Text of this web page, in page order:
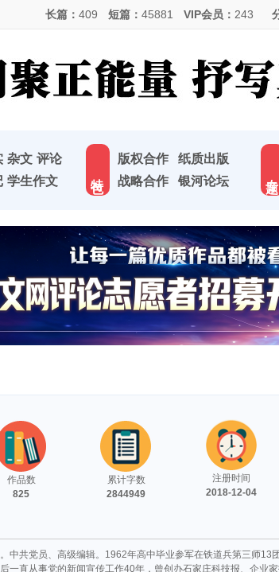
长篇： 409 短篇： 45881 VIP会员： 243
杂文 评论
学生作文
版权合作
纸质出版
战略合作
银河论坛
作品数
825
累计字数
2844949
注册时间
2018-12-04
中共党员、高级编辑。1962年高中毕业参军在铁道兵第三师
一直从事党的新闻宣传工作40年，曾创办石家庄科技报、企业